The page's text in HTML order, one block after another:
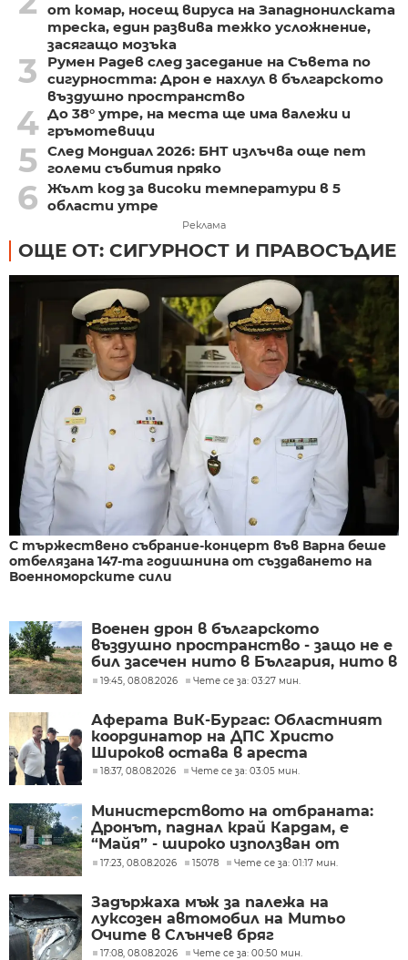
от комар, носещ вируса на Западнонилската
треска, един развива тежко усложнение,
засягащо мозъка
3
Румен Радев след заседание на Съвета по
сигурността: Дрон е нахлул в българското
въздушно пространство
4 До 38° утре, на места ще има валежи и
гръмотевици
5 След Мондиал 2026: БНТ излъчва още пет
големи събития пряко
6 Жълт код за високи температури в 5
области утре
Реклама
ОЩЕ ОТ: СИГУРНОСТ И ПРАВОСЪДИЕ
С тържествено събрание-концерт във Варна беше
отбелязана 147-та годишнина от създаването на
Военноморските сили
Военен дрон в българското
въздушно пространство - защо не е
бил засечен нито в България, нито в
Румъния?
19:45, 08.08.2026 Чете се за: 03:27 мин.
Аферата ВиК-Бургас: Областният
координатор на ДПС Христо
Широков остава в ареста
18:37, 08.08.2026 Чете се за: 03:05 мин.
Министерството на отбраната:
Дронът, паднал край Кардам, е
“Майя” - широко използван от
украинската армия
17:23, 08.08.2026 15078 Чете се за: 01:17 мин.
Задържаха мъж за палежа на
луксозен автомобил на Митьо
Очите в Слънчев бряг
17:08, 08.08.2026 Чете се за: 00:50 мин.